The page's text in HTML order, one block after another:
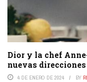
Dior y la chef
nuevas
4 DE ENERO DE 2024 BY